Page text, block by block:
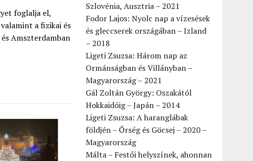
foglalja el,
a fizikai és
Amszterdamban
Szlovénia, Ausztria – 2021
Fodor Lajos: Nyolc nap a vízesések
és gleccserek országában – Izland
– 2018
Ligeti Zsuzsa: Három nap az
Ormánságban és Villányban –
Magyarország – 2021
Gál Zoltán György: Oszakától
Hokkaidóig – Japán – 2014
Ligeti Zsuzsa: A haranglábak
földjén – Őrség és Göcsej – 2020 –
Magyarország
Málta – Festői helyszínek, ahonnan